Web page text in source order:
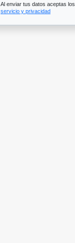
Al enviar tus datos aceptas los
servicio y privacidad